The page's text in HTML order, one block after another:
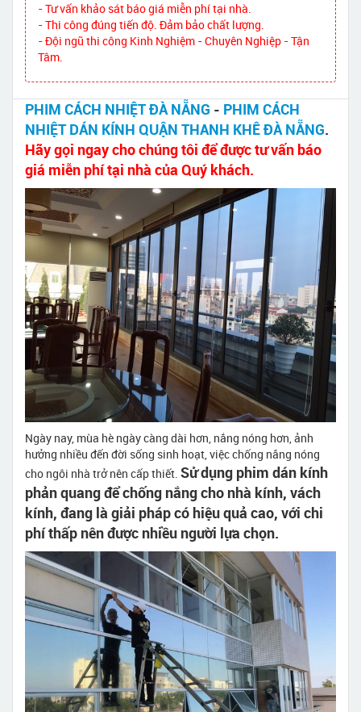
- Tư vấn khảo sát báo giá miễn phí tại nhà.
- Thi công đúng tiến độ. Đảm bảo chất lượng.
- Đội ngũ thi công Kinh Nghiệm - Chuyên Nghiệp - Tận
Tâm.
PHIM CÁCH NHIỆT ĐÀ NẴNG - PHIM CÁCH
NHIỆT DÁN KÍNH QUẬN THANH KHÊ ĐÀ NẴNG.
Hãy gọi ngay cho chúng tôi để được tư vấn báo
giá miễn phí tại nhà của Quý khách.
Ngày nay, mùa hè ngày càng dài hơn, nắng nóng hơn, ảnh
hưởng nhiều đến đời sống sinh hoạt, việc chống nắng nóng
cho ngôi nhà trở nên cấp thiết. Sử dụng phim dán kính
phản quang để chống nắng cho nhà kính, vách
kính, đang là giải pháp có hiệu quả cao, với chi
phí thấp nên được nhiều người lựa chọn.